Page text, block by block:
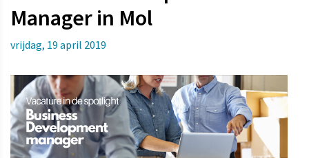
Manager in Mol
vrijdag, 19 april 2019